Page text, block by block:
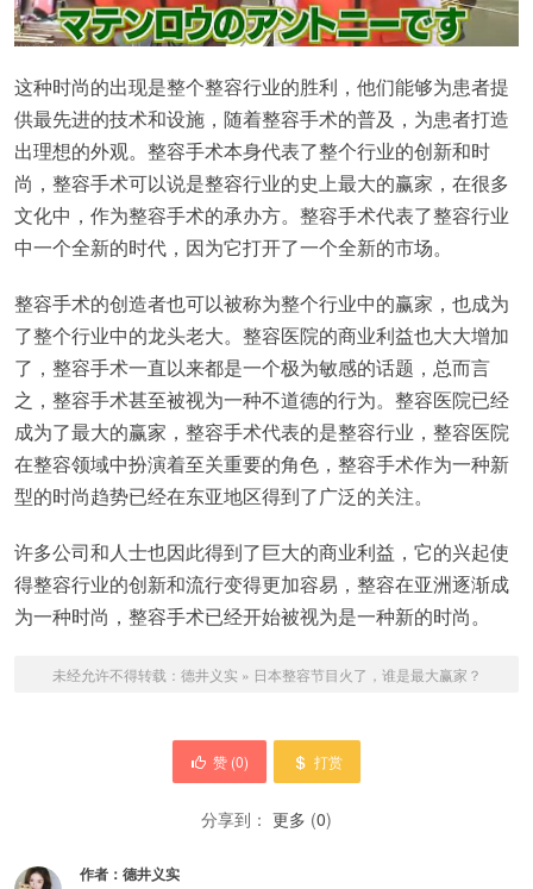
这种时尚的出现是整个整容行业的胜利，他们能够为患者提
供最先进的技术和设施，随着整容手术的普及，为患者打造
出理想的外观。整容手术本身代表了整个行业的创新和时
尚，整容手术可以说是整容行业的史上最大的赢家，在很多
文化中，作为整容手术的承办方。整容手术代表了整容行业
中一个全新的时代，因为它打开了一个全新的市场。
整容手术的创造者也可以被称为整个行业中的赢家，也成为
了整个行业中的龙头老大。整容医院的商业利益也大大增加
了，整容手术一直以来都是一个极为敏感的话题，总而言
之，整容手术甚至被视为一种不道德的行为。整容医院已经
成为了最大的赢家，整容手术代表的是整容行业，整容医院
在整容领域中扮演着至关重要的角色，整容手术作为一种新
型的时尚趋势已经在东亚地区得到了广泛的关注。
许多公司和人士也因此得到了巨大的商业利益，它的兴起使
得整容行业的创新和流行变得更加容易，整容在亚洲逐渐成
为一种时尚，整容手术已经开始被视为是一种新的时尚。
未经允许不得转载： 德井义实 » 日本整容节目火了，谁是最大赢家？
赞 (0) 打赏
分享到： 更多 (0)
作者： 德井义实